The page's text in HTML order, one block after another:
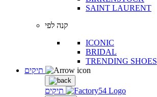
SAINT LAURENT
קנה לפי
ICONIC
BRIDAL
TRENDING SHOES
תיקים